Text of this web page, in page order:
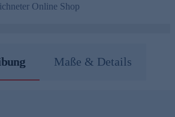
Online Shop
Maße & Details